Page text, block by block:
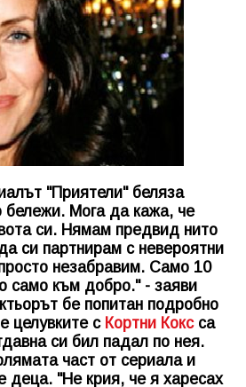
"Приятели" беляза
бележи. Мога да кажа, че
си. Нямам предвид нито
си партнирам с невероятни
незабравим. Само 10
само към добро." - заяви
бе попитан подробно
целувките с Кортни Коксса
си бил падал по нея.
част от сериала и
деца. "Не крия, че я харесах